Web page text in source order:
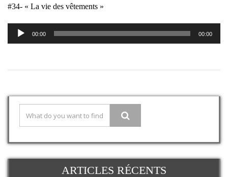
#34- « La vie des vêtements »
Lecteur
audio
00:00 00:00
ARTICLES RÉCENTS